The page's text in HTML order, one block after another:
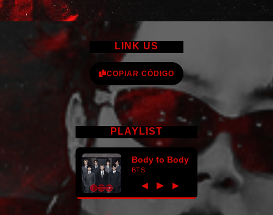
LINK US
COPIAR CÓDIGO
PLAYLIST
Body to Body
BTS
◀ ► ▶